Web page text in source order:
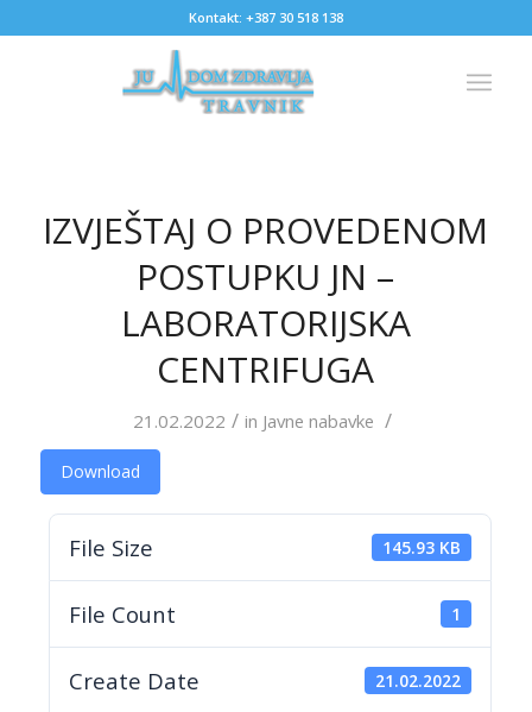
Kontakt: +387 30 518 138
IZVJEŠTAJ O PROVEDENOM
POSTUPKU JN –
LABORATORIJSKA
CENTRIFUGA
21.02.2022 / in Javne nabavke /
Download
File Size 145.93 KB
File Count 1
Create Date 21.02.2022